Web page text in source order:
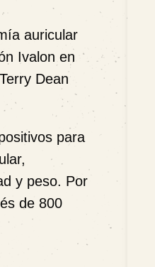
auricular
Ivalon en
Dean
para
y peso. Por
de 800